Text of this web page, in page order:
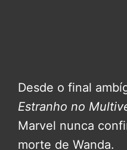
Desde o final
Estranho no
Marvel nunca
morte de Wanda.